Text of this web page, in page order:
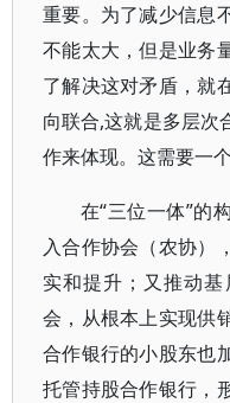
重要。为了减少信息
不能太大，但是业务
了解决这对矛盾，就
向联合,这就是多层次
作来体现。这需要一个
在“三位一体”的
入合作协会（农协）
实和提升；又推动
会，从根本上实现供
合作银行的小股东也
托管持股合作银行，